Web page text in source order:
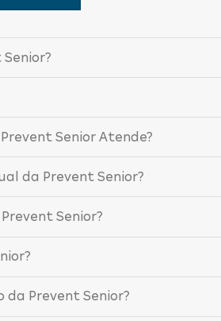
Senior Atende?
da Prevent Senior?
Senior?
da Prevent Senior?